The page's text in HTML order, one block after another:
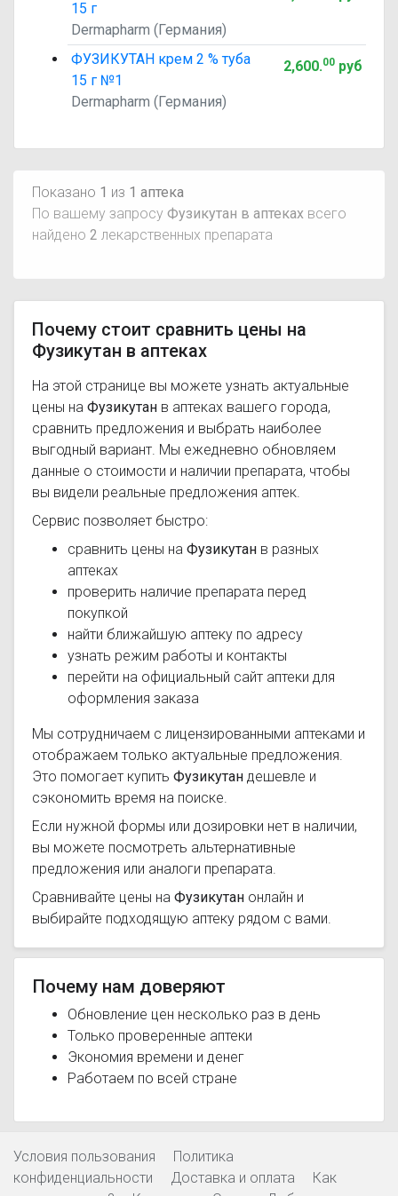
15 г
Dermapharm (Германия)
ФУЗИКУТАН крем 2 % туба
15 г №1
Dermapharm (Германия)
2,600.00руб
Показано 1 из 1 аптека
По вашему запросу Фузикутан в аптеках всего
найдено 2 лекарственных препарата
Почему стоит сравнить цены на
Фузикутан в аптеках
На этой странице вы можете узнать актуальные
цены на Фузикутан в аптеках вашего города,
сравнить предложения и выбрать наиболее
выгодный вариант. Мы ежедневно обновляем
данные о стоимости и наличии препарата, чтобы
вы видели реальные предложения аптек.
Сервис позволяет быстро:
сравнить цены на Фузикутан в разных
аптеках
проверить наличие препарата перед
покупкой
найти ближайшую аптеку по адресу
узнать режим работы и контакты
перейти на официальный сайт аптеки для
оформления заказа
Мы сотрудничаем с лицензированными аптеками и
отображаем только актуальные предложения.
Это помогает купить Фузикутан дешевле и
сэкономить время на поиске.
Если нужной формы или дозировки нет в наличии,
вы можете посмотреть альтернативные
предложения или аналоги препарата.
Сравнивайте цены на Фузикутан онлайн и
выбирайте подходящую аптеку рядом с вами.
Почему нам доверяют
Обновление цен несколько раз в день
Только проверенные аптеки
Экономия времени и денег
Работаем по всей стране
Условия пользования
Политика
конфиденциальности
Доставка и оплата
Как